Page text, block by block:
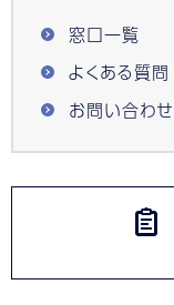
窓口一覧
よくある質問
お問い合わせ